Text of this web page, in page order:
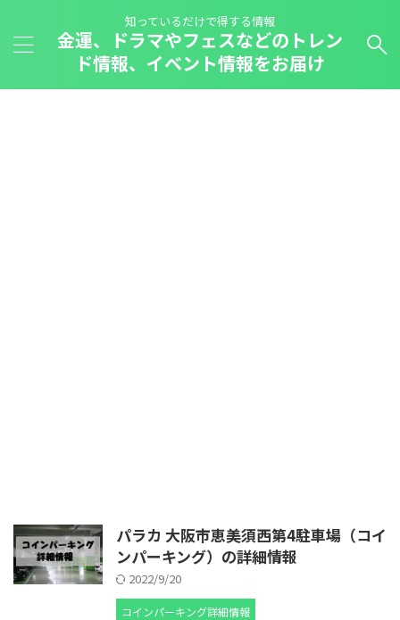
知っているだけで得する情報
金運、ドラマやフェスなどのトレン
ド情報、イベント情報をお届け
パラカ 大阪市恵美須西第4駐車場（コイ
ンパーキング）の詳細情報
2022/9/20
コインパーキング詳細情報